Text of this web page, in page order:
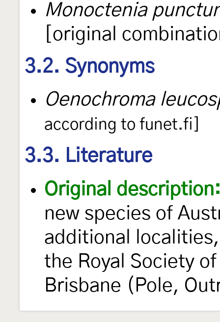
Monoctenia
[original
3.2. Synonyms
Oenochroma
according to funet.fi]
3.3. Literature
Original description:
new species of
additional
the Royal Society
Brisbane (Pole,